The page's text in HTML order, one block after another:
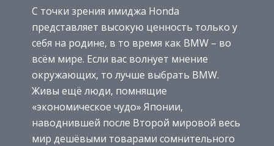
С точки зрения имиджа Honda
представляет высокую ценность только у
себя на родине, в то время как BMW – во
всём мире. Если вас волнует мнение
окружающих, то лучше выбрать BMW.
Живы ещё люди, помнящие
«экономическое чудо» Японии,
наводнившей после Второй мировой весь
мир дешёвыми товарами сомнительного